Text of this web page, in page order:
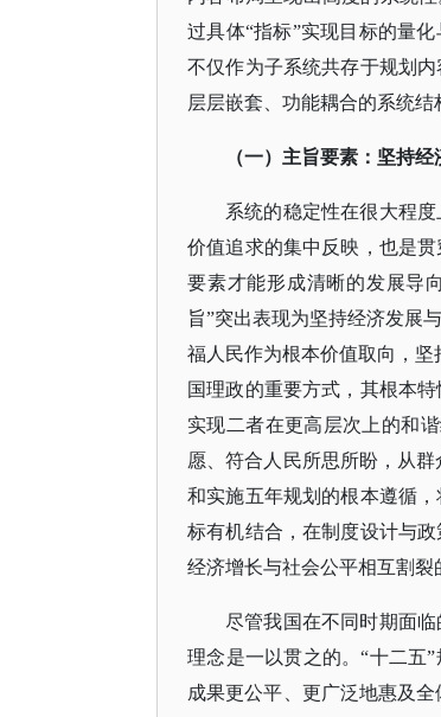
过具体“指标”实现目标的量
不仅作为子系统共存于规划
层层嵌套、功能耦合的系统结
（一）主旨要素：坚持
系统的稳定性在很大程
价值追求的集中反映，也是
要素才能形成清晰的发展导
旨”突出表现为坚持经济发展
福人民作为根本价值取向，
国理政的重要方式，其根本
实现二者在更高层次上的和
愿、符合人民所思所盼，从群
和实施五年规划的根本遵循
标有机结合，在制度设计与
经济增长与社会公平相互割裂
尽管我国在不同时期面
理念是一以贯之的。“十二五
成果更公平、更广泛地惠及